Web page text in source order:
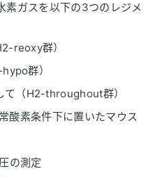
素ガスを以下の3つのレジメ
reoxy群）
群）
て（H2-throughout群）
酸素条件下に置いたマウス
の測定